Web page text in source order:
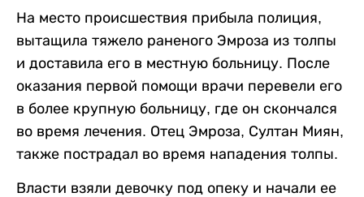
На место происшествия прибыла полиция,
вытащила тяжело раненого Эмроза из толпы
и доставила его в местную больницу. После
оказания первой помощи врачи перевели его
в более крупную больницу, где он скончался
во время лечения. Отец Эмроза, Султан Миян,
также пострадал во время нападения толпы.
Власти взяли девочку под опеку и начали ее